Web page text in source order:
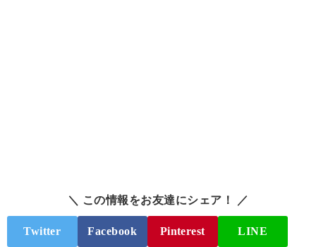
＼ この情報をお友達にシェア！ ／
Twitter Facebook Pinterest LINE